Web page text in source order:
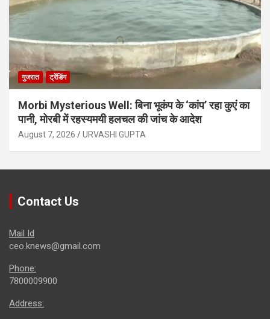
गुजरात ट्रेंडिंग
Morbi Mysterious Well: बिना भूकंप के ‘कांप’ रहा कुएं का
पानी, मोरबी में रहस्यमयी हलचल की जांच के आदेश
August 7, 2026 URVASHI GUPTA
Contact Us
Mail Id
ceo.knews@gmail.com
Phone:
7800009900
Address: